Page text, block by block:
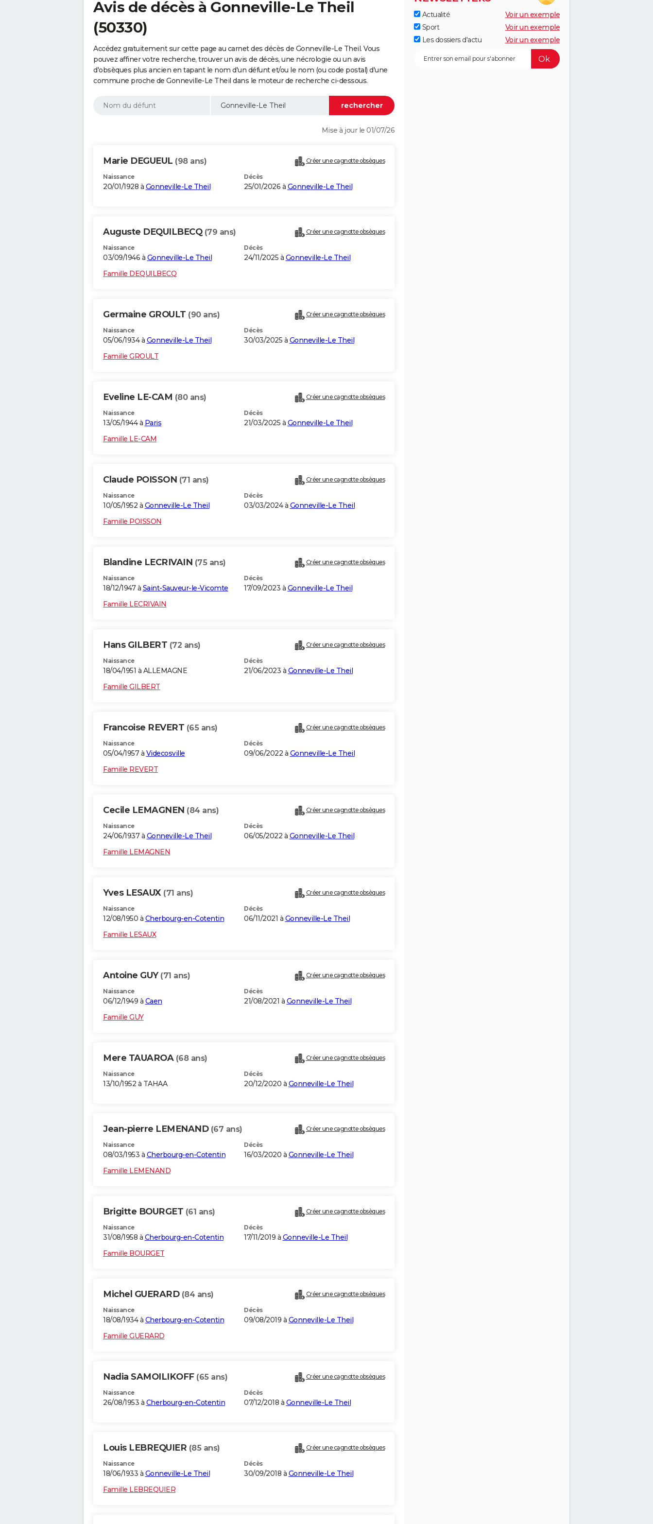
Avis de décès à Gonneville-Le Theil
(50330)
Accédez gratuitement sur cette page au carnet des décès de Gonneville-Le Theil. Vous
pouvez affiner votre recherche, trouver un avis de décès, une nécrologie ou un avis
d'obsèques plus ancien en tapant le nom d'un défunt et/ou le nom (ou code postal) d'une
commune proche de Gonneville-Le Theil dans le moteur de recherche ci-dessous.
Mise à jour le 01/07/26
Marie DEGUEUL (98 ans) Créer une cagnotte obsèques
Naissance
20/01/1928 à Gonneville-Le Theil
Décès
25/01/2026 à Gonneville-Le Theil
Auguste DEQUILBECQ (79 ans) Créer une cagnotte obsèques
Naissance
03/09/1946 à Gonneville-Le Theil
Décès
24/11/2025 à Gonneville-Le Theil
Famille DEQUILBECQ
Germaine GROULT (90 ans) Créer une cagnotte obsèques
Naissance
05/06/1934 à Gonneville-Le Theil
Décès
30/03/2025 à Gonneville-Le Theil
Famille GROULT
Eveline LE-CAM (80 ans) Créer une cagnotte obsèques
Naissance
13/05/1944 à Paris
Décès
21/03/2025 à Gonneville-Le Theil
Famille LE-CAM
Claude POISSON (71 ans) Créer une cagnotte obsèques
Naissance
10/05/1952 à Gonneville-Le Theil
Décès
03/03/2024 à Gonneville-Le Theil
Famille POISSON
Blandine LECRIVAIN (75 ans) Créer une cagnotte obsèques
Naissance
18/12/1947 à Saint-Sauveur-le-Vicomte
Décès
17/09/2023 à Gonneville-Le Theil
Famille LECRIVAIN
Hans GILBERT (72 ans) Créer une cagnotte obsèques
Naissance
18/04/1951 à ALLEMAGNE
Décès
21/06/2023 à Gonneville-Le Theil
Famille GILBERT
Francoise REVERT (65 ans) Créer une cagnotte obsèques
Naissance
05/04/1957 à Videcosville
Décès
09/06/2022 à Gonneville-Le Theil
Famille REVERT
Cecile LEMAGNEN (84 ans) Créer une cagnotte obsèques
Naissance
24/06/1937 à Gonneville-Le Theil
Décès
06/05/2022 à Gonneville-Le Theil
Famille LEMAGNEN
Yves LESAUX (71 ans) Créer une cagnotte obsèques
Naissance
12/08/1950 à Cherbourg-en-Cotentin
Décès
06/11/2021 à Gonneville-Le Theil
Famille LESAUX
Antoine GUY (71 ans) Créer une cagnotte obsèques
Naissance
06/12/1949 à Caen
Décès
21/08/2021 à Gonneville-Le Theil
Famille GUY
Mere TAUAROA (68 ans) Créer une cagnotte obsèques
Naissance
13/10/1952 à TAHAA
Décès
20/12/2020 à Gonneville-Le Theil
Jean-pierre LEMENAND (67 ans) Créer une cagnotte obsèques
Naissance
08/03/1953 à Cherbourg-en-Cotentin
Décès
16/03/2020 à Gonneville-Le Theil
Famille LEMENAND
Brigitte BOURGET (61 ans) Créer une cagnotte obsèques
Naissance
31/08/1958 à Cherbourg-en-Cotentin
Décès
17/11/2019 à Gonneville-Le Theil
Famille BOURGET
Michel GUERARD (84 ans) Créer une cagnotte obsèques
Naissance
18/08/1934 à Cherbourg-en-Cotentin
Décès
09/08/2019 à Gonneville-Le Theil
Famille GUERARD
Nadia SAMOILIKOFF (65 ans) Créer une cagnotte obsèques
Naissance
26/08/1953 à Cherbourg-en-Cotentin
Décès
07/12/2018 à Gonneville-Le Theil
Louis LEBREQUIER (85 ans) Créer une cagnotte obsèques
Naissance
18/06/1933 à Gonneville-Le Theil
Décès
30/09/2018 à Gonneville-Le Theil
Famille LEBREQUIER
Actualité
Voir un exemple
Sport
Voir un exemple
Les dossiers d'actu
Voir un exemple